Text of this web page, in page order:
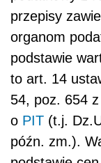
przepisy
organom
podstawie
to art. 14
54, poz. 654
o PIT (t.j.
późn. zm.).